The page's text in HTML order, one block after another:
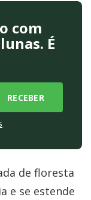
com
É
de floresta
e se estende